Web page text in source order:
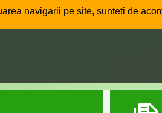
navigarii pe site, sunteti de